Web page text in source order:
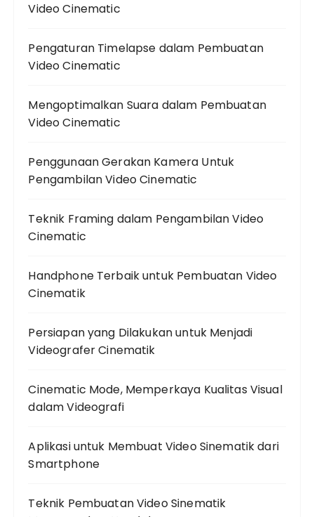
Video Cinematic
Pengaturan Timelapse dalam Pembuatan
Video Cinematic
Mengoptimalkan Suara dalam Pembuatan
Video Cinematic
Penggunaan Gerakan Kamera Untuk
Pengambilan Video Cinematic
Teknik Framing dalam Pengambilan Video
Cinematic
Handphone Terbaik untuk Pembuatan Video
Cinematik
Persiapan yang Dilakukan untuk Menjadi
Videografer Cinematik
Cinematic Mode, Memperkaya Kualitas Visual
dalam Videografi
Aplikasi untuk Membuat Video Sinematik dari
Smartphone
Teknik Pembuatan Video Sinematik